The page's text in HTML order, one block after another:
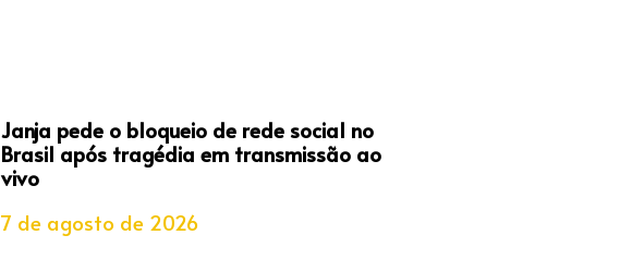
Janja pede o bloqueio de rede social no
Brasil após tragédia em transmissão ao
vivo
7 de agosto de 2026